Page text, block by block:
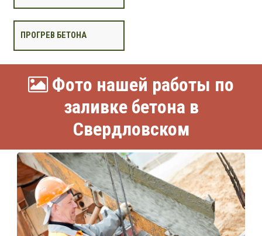
ПРОГРЕВ БЕТОНА
Фото нашей работы по
заливке бетона в
Свердловском